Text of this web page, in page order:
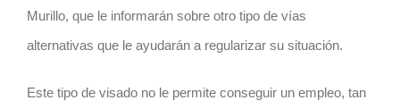
Murillo, que le informarán sobre otro tipo de vías
alternativas que le ayudarán a regularizar su situación.
Este tipo de visado no le permite conseguir un empleo, tan